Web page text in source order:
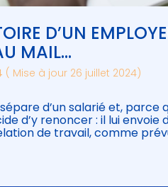
D’UN
MAIL…
( Mise à jour 26 juillet 2024)
d’un salarié et,
d’y renoncer : il lui envoie
de travail, comme